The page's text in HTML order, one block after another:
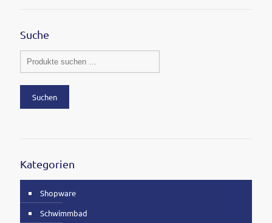
Suche
Suchen
Kategorien
Shopware
Schwimmbad